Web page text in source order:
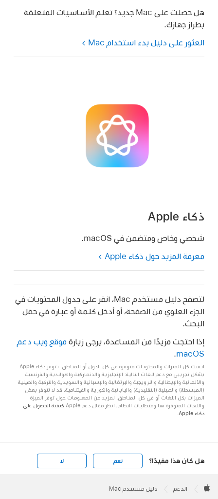
هل حصلت على Mac جديد؟ تعلم الأساسيات المتعلقة
بطراز جهازك.
العثور على دليل بدء استخدام Mac
ذكاء Apple
شخصي وخاص ومتضمن في macOS.
معرفة المزيد حول ذكاء Apple
لتصفح دليل مستخدم Mac، انقر على جدول المحتويات في
الجزء العلوي من الصفحة، أو أدخل كلمة أو عبارة في حقل
البحث.
إذا احتجت مزيدًا من المساعدة، يرجى زيارة موقع ويب دعم
macOS
ليست كل الميزات والمحتويات متوفرة في كل الدول أو المناطق. يتوفر ذكاء Apple
بشكل تجريبي مع دعم للغات التالية: الإنجليزية والدنماركية والهولندية والفرنسية
والألمانية والإيطالية والنرويجية والبرتغالية والإسبانية والسويدية والتركية والصينية
(المبسطة) والصينية (التقليدية) واليابانية والكورية والفيتنامية. قد لا تتوفر بعض
الميزات بكل اللغات أو في كل المناطق. لمزيد من المعلومات حول توفر الميزة
واللغات المتوفرة بها ومتطلبات النظام، انظر مقال دعم Apple
كيفية الحصول على
ذكاء Apple
.
هل كان هذا مفيدًا؟ نعم لا
Footer

الدعم دليل مستخدم Mac